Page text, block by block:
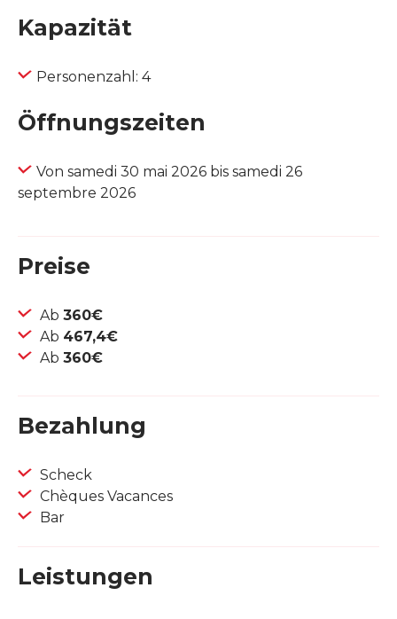
Kapazität
Personenzahl: 4
Öffnungszeiten
Von samedi 30 mai 2026 bis samedi 26
septembre 2026
Preise
Ab 360€
Ab 467,4€
Ab 360€
Bezahlung
Scheck
Chèques Vacances
Bar
Leistungen